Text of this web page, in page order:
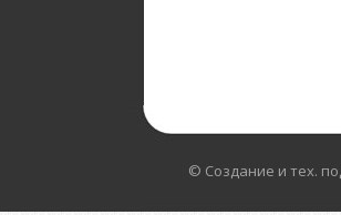
© Создание и тех.